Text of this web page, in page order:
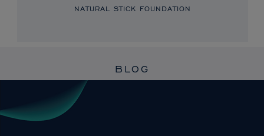
NATURAL STICK FOUNDATION
BLOG